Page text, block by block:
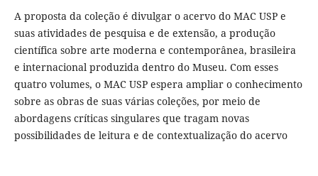
A proposta da coleção é divulgar o acervo do MAC USP e
suas atividades de pesquisa e de extensão, a produção
científica sobre arte moderna e contemporânea, brasileira
e internacional produzida dentro do Museu. Com esses
quatro volumes, o MAC USP espera ampliar o conhecimento
sobre as obras de suas várias coleções, por meio de
abordagens críticas singulares que tragam novas
possibilidades de leitura e de contextualização do acervo